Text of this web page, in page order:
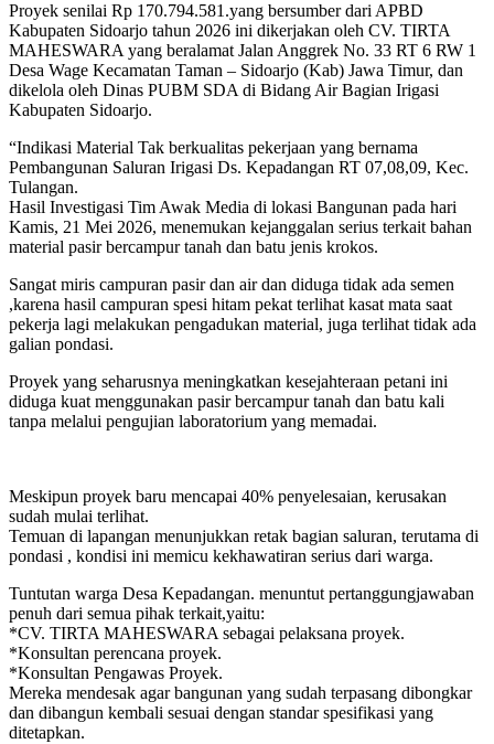
Proyek senilai Rp 170.794.581.yang bersumber dari APBD
Kabupaten Sidoarjo tahun 2026 ini dikerjakan oleh CV. TIRTA
MAHESWARA yang beralamat Jalan Anggrek No. 33 RT 6 RW 1
Desa Wage Kecamatan Taman – Sidoarjo (Kab) Jawa Timur, dan
dikelola oleh Dinas PUBM SDA di Bidang Air Bagian Irigasi
Kabupaten Sidoarjo.
“Indikasi Material Tak berkualitas pekerjaan yang bernama
Pembangunan Saluran Irigasi Ds. Kepadangan RT 07,08,09, Kec.
Tulangan.
Hasil Investigasi Tim Awak Media di lokasi Bangunan pada hari
Kamis, 21 Mei 2026, menemukan kejanggalan serius terkait bahan
material pasir bercampur tanah dan batu jenis krokos.
Sangat miris campuran pasir dan air dan diduga tidak ada semen
,karena hasil campuran spesi hitam pekat terlihat kasat mata saat
pekerja lagi melakukan pengadukan material, juga terlihat tidak ada
galian pondasi.
Proyek yang seharusnya meningkatkan kesejahteraan petani ini
diduga kuat menggunakan pasir bercampur tanah dan batu kali
tanpa melalui pengujian laboratorium yang memadai.
Meskipun proyek baru mencapai 40% penyelesaian, kerusakan
sudah mulai terlihat.
Temuan di lapangan menunjukkan retak bagian saluran, terutama di
pondasi , kondisi ini memicu kekhawatiran serius dari warga.
Tuntutan warga Desa Kepadangan. menuntut pertanggungjawaban
penuh dari semua pihak terkait,yaitu:
*CV. TIRTA MAHESWARA sebagai pelaksana proyek.
*Konsultan perencana proyek.
*Konsultan Pengawas Proyek.
Mereka mendesak agar bangunan yang sudah terpasang dibongkar
dan dibangun kembali sesuai dengan standar spesifikasi yang
ditetapkan.